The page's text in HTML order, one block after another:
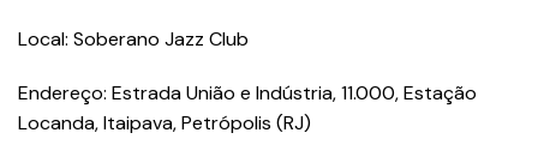
Local: Soberano Jazz Club
Endereço: Estrada União e Indústria, 11.000, Estação
Locanda, Itaipava, Petrópolis (RJ)